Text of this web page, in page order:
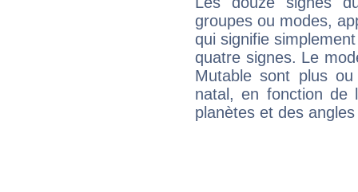
groupes ou modes,
qui signifie
quatre signes. Le
Mutable sont plus
natal, en fonction de
planètes et des